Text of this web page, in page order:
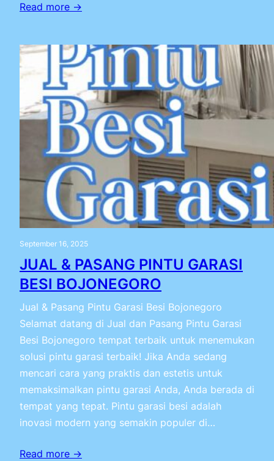
Read more →
September 16, 2025
JUAL & PASANG PINTU GARASI
BESI BOJONEGORO
Jual & Pasang Pintu Garasi Besi Bojonegoro
Selamat datang di Jual dan Pasang Pintu Garasi
Besi Bojonegoro tempat terbaik untuk menemukan
solusi pintu garasi terbaik! Jika Anda sedang
mencari cara yang praktis dan estetis untuk
memaksimalkan pintu garasi Anda, Anda berada di
tempat yang tepat. Pintu garasi besi adalah
inovasi modern yang semakin populer di…
Read more →